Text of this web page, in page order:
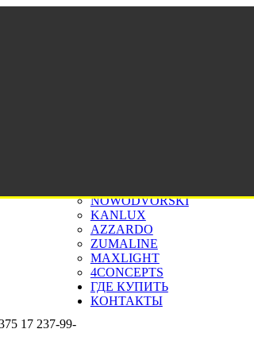
17 237-99-
NOWODVORSKI
KANLUX
AZZARDO
ZUMALINE
MAXLIGHT
4CONCEPTS
ГДЕ КУПИТЬ
КОНТАКТЫ